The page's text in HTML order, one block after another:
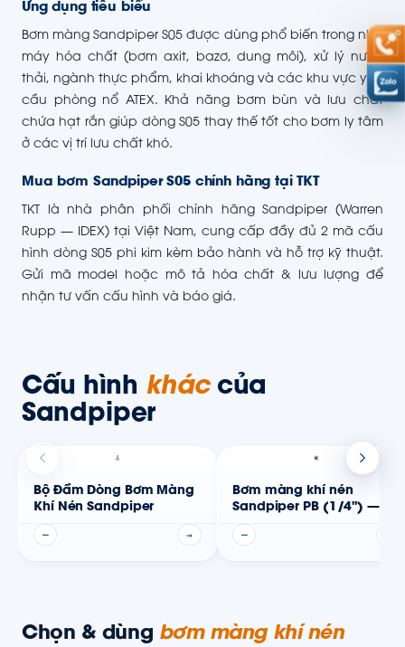
Ứng dụng tiêu biểu
Bơm màng Sandpiper S05 được dùng phổ biến trong nhà
máy hóa chất (bơm axit, bazơ, dung môi), xử lý nước
thải, ngành thực phẩm, khai khoáng và các khu vực yêu
cầu phòng nổ ATEX. Khả năng bơm bùn và lưu chất
chứa hạt rắn giúp dòng S05 thay thế tốt cho bơm ly tâm
ở các vị trí lưu chất khó.
Mua bơm Sandpiper S05 chính hãng tại TKT
TKT là nhà phân phối chính hãng Sandpiper (Warren
Rupp — IDEX) tại Việt Nam, cung cấp đầy đủ 2 mã cấu
hình dòng S05 phi kim kèm bảo hành và hỗ trợ kỹ thuật.
Gửi mã model hoặc mô tả hóa chất & lưu lượng để
nhận tư vấn cấu hình và báo giá.
Cấu hình kháccủa
Sandpiper
Bộ Đầm Dòng Bơm Màng
Khí Nén Sandpiper
— →
Bơm màng khí nén
Sandpiper PB (1/4") —
Thân phi kim
—
Chọn & dùng bơm màng khí nén